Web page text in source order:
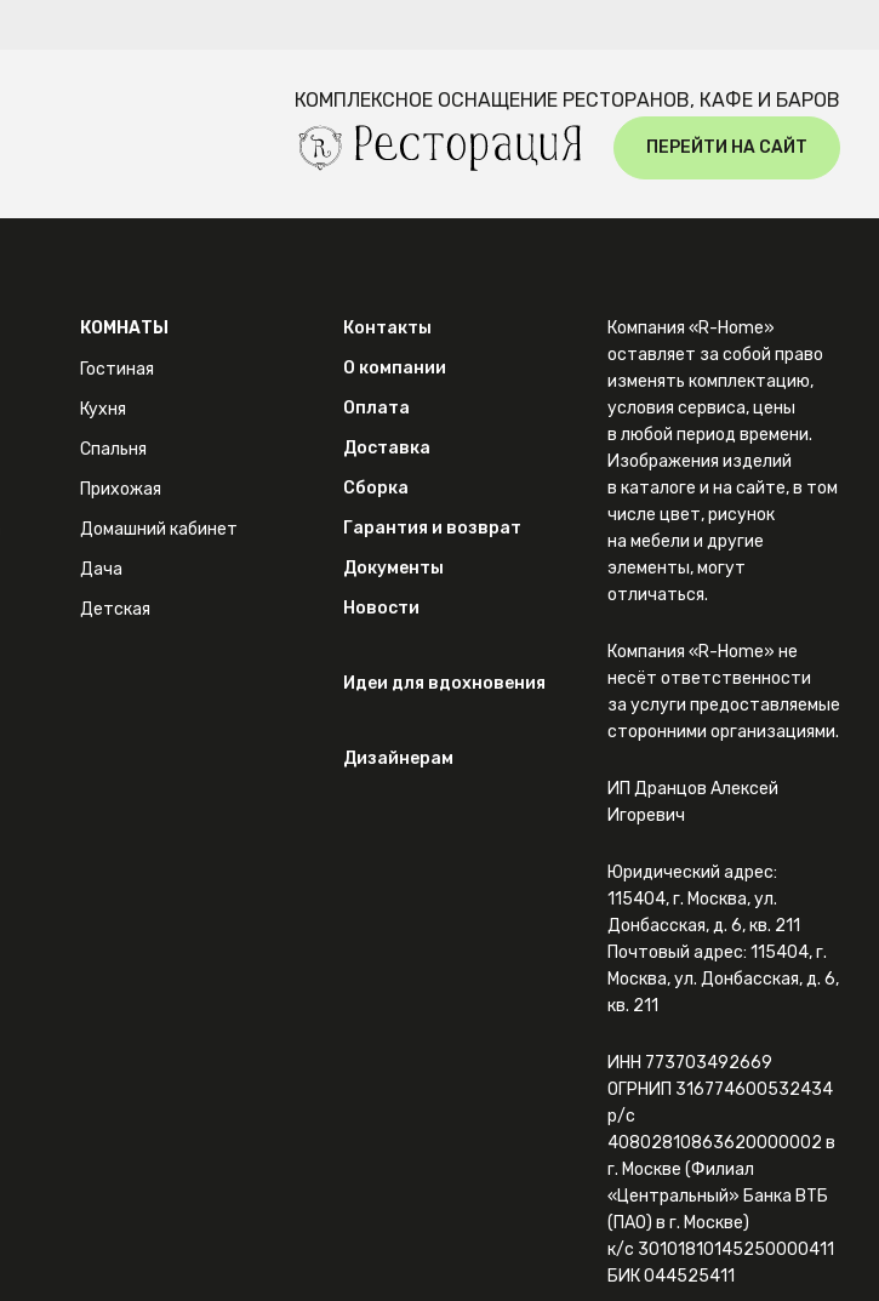
КОМПЛЕКСНОЕ ОСНАЩЕНИЕ РЕСТОРАНОВ, КАФЕ И БАРОВ
ПЕРЕЙТИ НА САЙТ
КОМНАТЫ
Гостиная
Кухня
Спальня
Прихожая
Домашний кабинет
Дача
Детская
Контакты
О компании
Оплата
Доставка
Сборка
Гарантия и возврат
Документы
Новости
Идеи для вдохновения
Дизайнерам
Компания «R-Home»
оставляет за собой право
изменять комплектацию,
условия сервиса, цены
в любой период времени.
Изображения изделий
в каталоге и на сайте, в том
числе цвет, рисунок
на мебели и другие
элементы, могут
отличаться.
Компания «R-Home» не
несёт ответственности
за услуги предоставляемые
сторонними организациями.
ИП Дранцов Алексей
Игоревич
Юридический адрес:
115404, г. Москва, ул.
Донбасская, д. 6, кв. 211
Почтовый адрес: 115404, г.
Москва, ул. Донбасская, д. 6,
кв. 211
ИНН 773703492669
ОГРНИП 316774600532434
р/с
40802810863620000002 в
г. Москве (Филиал
«Центральный» Банка ВТБ
(ПАО) в г. Москве)
к/с 30101810145250000411
БИК 044525411